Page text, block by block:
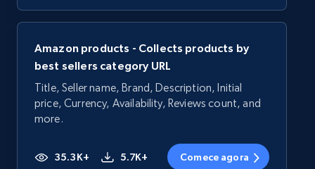
Amazon products - Collects products by
best sellers category URL
Title, Seller name, Brand, Description, Initial
price, Currency, Availability, Reviews count, and
more.
35.3K+ 5.7K+ Comece agora